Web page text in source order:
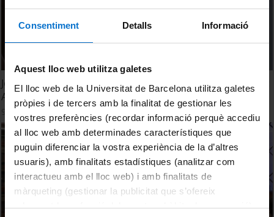
Consentiment Detalls Informació
Aquest lloc web utilitza galetes
El lloc web de la Universitat de Barcelona utilitza galetes
pròpies i de tercers amb la finalitat de gestionar les
vostres preferències (recordar informació perquè accediu
al lloc web amb determinades característiques que
puguin diferenciar la vostra experiència de la d’altres
usuaris), amb finalitats estadístiques (analitzar com
interactueu amb el lloc web) i amb finalitats de
màrqueting (gestionar la publicitat que s’ofereix
adequant-la en funció dels vostres hàbits de navegació).
Jornada: "Interacció amb Persones i Intervencions Socials:
Aspectes Ètics i Legals"
9 novembre, 2022